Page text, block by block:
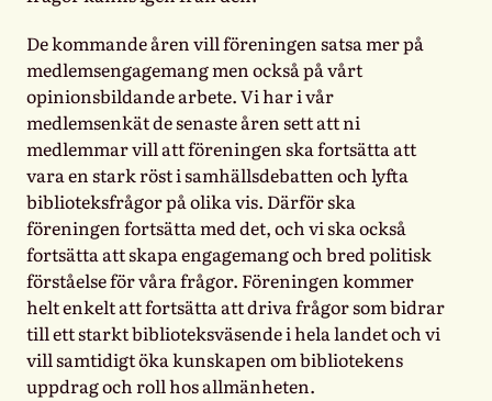
De kommande åren vill föreningen satsa mer på
medlemsengagemang men också på vårt
opinionsbildande arbete. Vi har i vår
medlemsenkät de senaste åren sett att ni
medlemmar vill att föreningen ska fortsätta att
vara en stark röst i samhällsdebatten och lyfta
biblioteksfrågor på olika vis. Därför ska
föreningen fortsätta med det, och vi ska också
fortsätta att skapa engagemang och bred politisk
förståelse för våra frågor. Föreningen kommer
helt enkelt att fortsätta att driva frågor som bidrar
till ett starkt biblioteksväsende i hela landet och vi
vill samtidigt öka kunskapen om bibliotekens
uppdrag och roll hos allmänheten.